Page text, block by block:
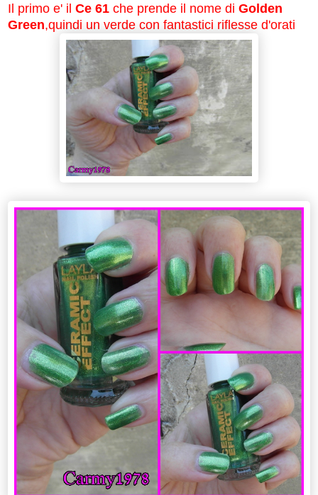
Il primo e' il Ce 61 che prende il nome di Golden
Green,quindi un verde con fantastici riflesse d'orati